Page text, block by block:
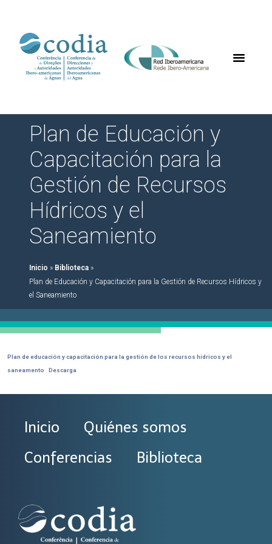
Plan de Educación y
Capacitación para la
Gestión de Recursos
Hídricos y el
Saneamiento
Inicio » Biblioteca »
Plan de Educación y Capacitación para la Gestión de Recursos Hídricos y
el Saneamiento
Plan de educación y capacitación para la gestión de los recursos hídricos y el
saneamento
Descarga
Inicio
Quiénes somos
Conferencias
Biblioteca